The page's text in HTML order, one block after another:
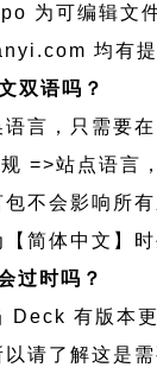
为可编辑文
均有提
双语吗？
语言，只需要
=>站点语言
不会影响所
简体中文】时
过时吗？
Deck 有版本
请了解这是